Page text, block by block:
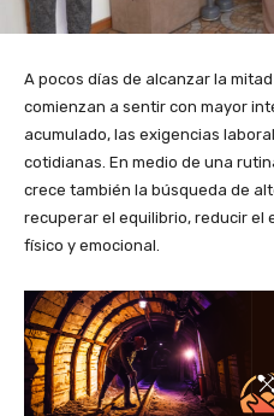
A pocos días de alcanzar la
comienzan a sentir con mayor
acumulado, las exigencias
cotidianas. En medio de una
crece también la búsqueda de
recuperar el equilibrio, reducir el
físico y emocional.